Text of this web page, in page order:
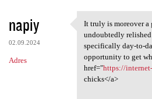
napiy
02.09.2024
Adres
It truly is
It truly is moreover a
undoubtedly
specifically day-to-
opportunity to get
href="https://
chicks</a>